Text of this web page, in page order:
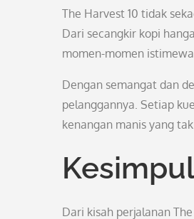
The Harvest 10 tidak
Dari secangkir kopi
momen-momen
Dengan semangat dan
pelanggannya. Setiap
kenangan manis yang
Dari kisah perjalanan